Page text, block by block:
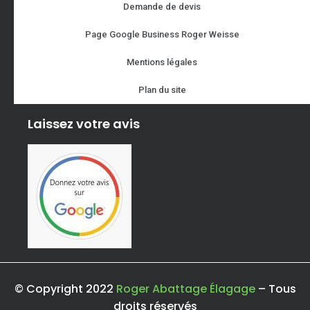
Demande de devis
Page Google Business Roger Weisse
Mentions légales
Plan du site
Laissez votre avis
© Copyright 2022 Roger Abattage Élagage– Tous
droits réservés